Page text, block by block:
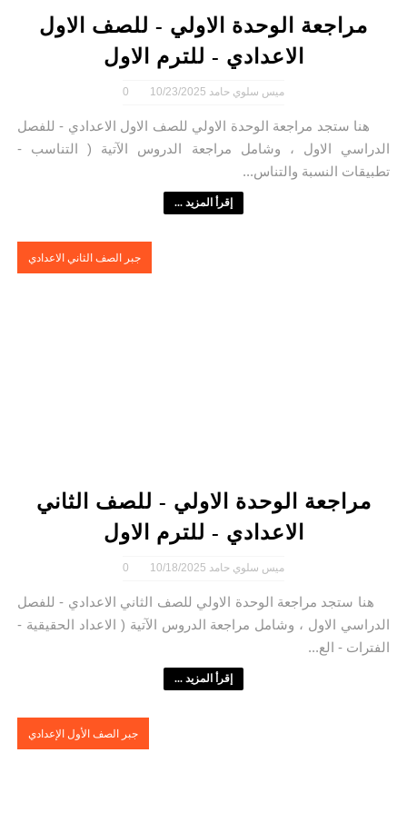
مراجعة الوحدة الاولي - للصف الاول
الاعدادي - للترم الاول
ميس سلوي حامد 10/23/2025
0
هنا ستجد مراجعة الوحدة الاولي للصف الاول الاعدادي - للفصل
الدراسي الاول ، وشامل مراجعة الدروس الآتية ( التناسب -
تطبيقات النسبة والتناس...
إقرأ المزيد ...
جبر الصف الثاني الاعدادي
مراجعة الوحدة الاولي - للصف الثاني
الاعدادي - للترم الاول
ميس سلوي حامد 10/18/2025
0
هنا ستجد مراجعة الوحدة الاولي للصف الثاني الاعدادي - للفصل
الدراسي الاول ، وشامل مراجعة الدروس الآتية ( الاعداد الحقيقية -
الفترات - الع...
إقرأ المزيد ...
جبر الصف الأول الإعدادي